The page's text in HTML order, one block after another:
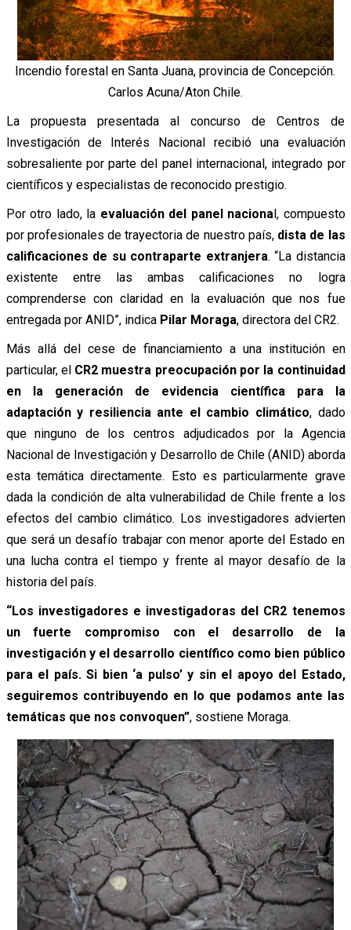
Incendio forestal en Santa Juana, provincia de Concepción.
Carlos Acuna/Aton Chile.
La propuesta presentada al concurso de Centros de
Investigación de Interés Nacional recibió una evaluación
sobresaliente por parte del panel internacional, integrado por
científicos y especialistas de reconocido prestigio.
Por otro lado, la evaluación del panel naciona l, compuesto
por profesionales de trayectoria de nuestro país, dista de las
calificaciones de su contraparte extranjera. “La distancia
existente entre las ambas calificaciones no logra
comprenderse con claridad en la evaluación que nos fue
entregada por ANID”, indica Pilar Moraga, directora del CR2.
Más allá del cese de financiamiento a una institución en
particular, el CR2 muestra preocupación por la continuidad
en la generación de evidencia científica para la
adaptación y resiliencia ante el cambio climático, dado
que ninguno de los centros adjudicados por la Agencia
Nacional de Investigación y Desarrollo de Chile (ANID) aborda
esta temática directamente. Esto es particularmente grave
dada la condición de alta vulnerabilidad de Chile frente a los
efectos del cambio climático. Los investigadores advierten
que será un desafío trabajar con menor aporte del Estado en
una lucha contra el tiempo y frente al mayor desafío de la
historia del país.
“Los investigadores e investigadoras del CR2 tenemos
un fuerte compromiso con el desarrollo de la
investigación y el desarrollo científico como bien público
para el país. Si bien ‘a pulso’ y sin el apoyo del Estado,
seguiremos contribuyendo en lo que podamos ante las
temáticas que nos convoquen”, sostiene Moraga.